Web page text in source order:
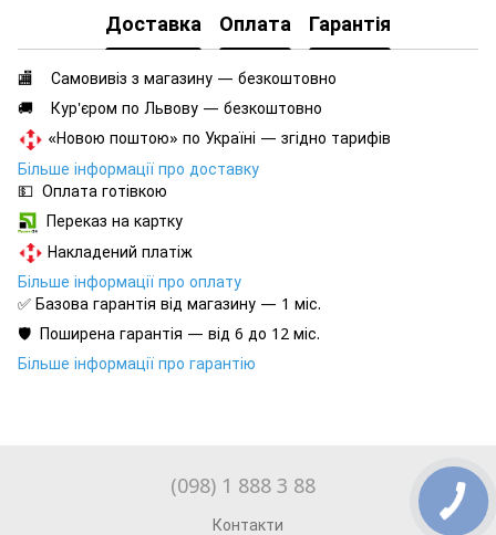
Доставка Оплата Гарантія
🏬 Самовивіз з магазину — безкоштовно
🚚 Кур'єром по Львову — безкоштовно
«Новою поштою» по Україні — згідно тарифів
Більше інформації про доставку
💵 Оплата готівкою
Переказ на картку
Накладений платіж
Більше інформації про оплату
✅ Базова гарантія від магазину — 1 міс.
🛡️ Поширена гарантія — від 6 до 12 міс.
Більше інформації про гарантію
(098) 1 888 3 88
Контакти